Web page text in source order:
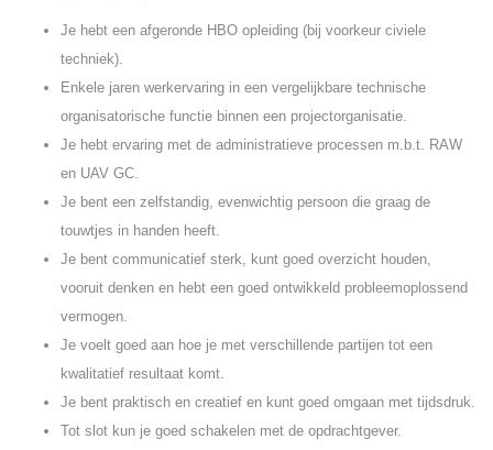
Je hebt een afgeronde HBO opleiding (bij voorkeur civiele
techniek).
Enkele jaren werkervaring in een vergelijkbare technische
organisatorische functie binnen een projectorganisatie.
Je hebt ervaring met de administratieve processen m.b.t. RAW
en UAV GC.
Je bent een zelfstandig, evenwichtig persoon die graag de
touwtjes in handen heeft.
Je bent communicatief sterk, kunt goed overzicht houden,
vooruit denken en hebt een goed ontwikkeld probleemoplossend
vermogen.
Je voelt goed aan hoe je met verschillende partijen tot een
kwalitatief resultaat komt.
Je bent praktisch en creatief en kunt goed omgaan met tijdsdruk.
Tot slot kun je goed schakelen met de opdrachtgever.